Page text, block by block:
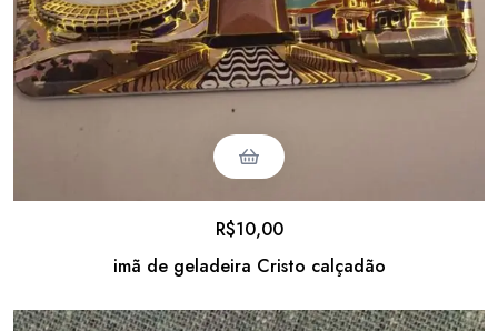
imã de geladeira Cristo calçadão
R$10,00